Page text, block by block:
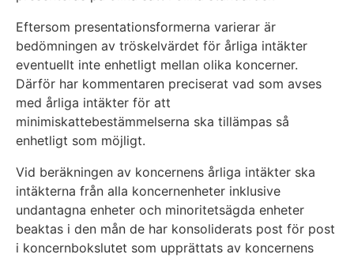
Eftersom presentationsformerna varierar är
bedömningen av tröskelvärdet för årliga intäkter
eventuellt inte enhetligt mellan olika koncerner.
Därför har kommentaren preciserat vad som avses
med årliga intäkter för att
minimiskattebestämmelserna ska tillämpas så
enhetligt som möjligt.
Vid beräkningen av koncernens årliga intäkter ska
intäkterna från alla koncernenheter inklusive
undantagna enheter och minoritetsägda enheter
beaktas i den mån de har konsoliderats post för post
i koncernbokslutet som upprättats av koncernens